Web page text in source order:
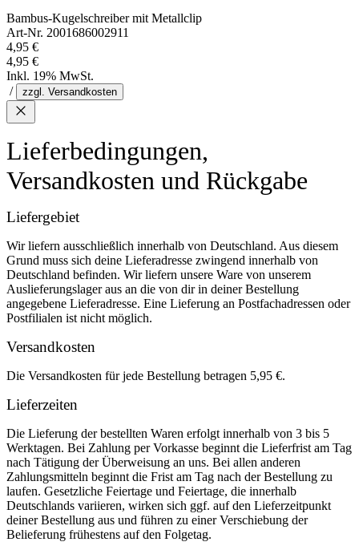
Bambus-Kugelschreiber mit Metallclip
Art-Nr. 2001686002911
4,95 €
4,95 €
Inkl. 19% MwSt.
/
zzgl. Versandkosten
Lieferbedingungen,
Versandkosten und Rückgabe
Liefergebiet
Wir liefern ausschließlich innerhalb von Deutschland. Aus diesem
Grund muss sich deine Lieferadresse zwingend innerhalb von
Deutschland befinden. Wir liefern unsere Ware von unserem
Auslieferungslager aus an die von dir in deiner Bestellung
angegebene Lieferadresse. Eine Lieferung an Postfachadressen oder
Postfilialen ist nicht möglich.
Versandkosten
Die Versandkosten für jede Bestellung betragen 5,95 €.
Lieferzeiten
Die Lieferung der bestellten Waren erfolgt innerhalb von 3 bis 5
Werktagen. Bei Zahlung per Vorkasse beginnt die Lieferfrist am Tag
nach Tätigung der Überweisung an uns. Bei allen anderen
Zahlungsmitteln beginnt die Frist am Tag nach der Bestellung zu
laufen. Gesetzliche Feiertage und Feiertage, die innerhalb
Deutschlands variieren, wirken sich ggf. auf den Lieferzeitpunkt
deiner Bestellung aus und führen zu einer Verschiebung der
Belieferung frühestens auf den Folgetag.